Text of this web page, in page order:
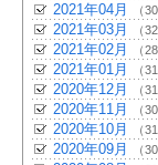
2021年04月 （
2021年03月 （
2021年02月 （
2021年01月 （
2020年12月 （
2020年11月 （
2020年10月 （
2020年09月 （